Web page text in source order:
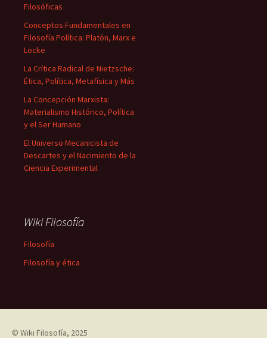
Filosóficas
Conceptos Fundamentales en
Filosofía Política: Platón, Marx e
Locke
La Crítica Radical de Nietzsche:
Ética, Política, Metafísica y Más
La Concepción Marxista:
Materialismo Histórico, Política
y el Ser Humano
El Universo Mecanicista de
Descartes y el Nacimiento de la
Ciencia Experimental
Wiki Filosofía
Filosofía
Filosofía y ética
© Wiki Filosofía, 2025